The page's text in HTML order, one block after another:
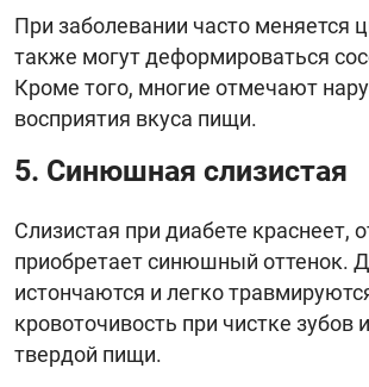
При заболевании часто меняется
также могут деформироваться
Кроме того, многие отмечают
восприятия вкуса пищи.
5. Синюшная слизистая
Слизистая при диабете краснеет,
приобретает синюшный оттенок.
истончаются и легко
кровоточивость при чистке зубов
твердой пищи.